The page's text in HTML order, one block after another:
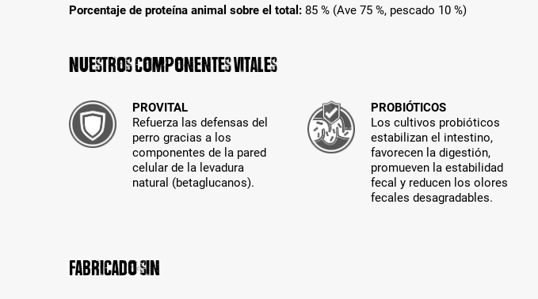
Porcentaje de proteína animal sobre el total: 85 % (Ave 75 %, pescado 10 %)
Nuestros componentes vitales
PROVITAL
Refuerza las defensas del
perro gracias a los
componentes de la pared
celular de la levadura
natural (betaglucanos).
PROBIÓTICOS
Los cultivos probióticos
estabilizan el intestino,
favorecen la digestión,
promueven la estabilidad
fecal y reducen los olores
fecales desagradables.
Fabricado sin